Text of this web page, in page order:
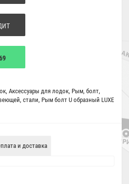
, Аксессуары для лодок, Рым, болт,
, стали, Рым болт U образный LUXE
и доставка